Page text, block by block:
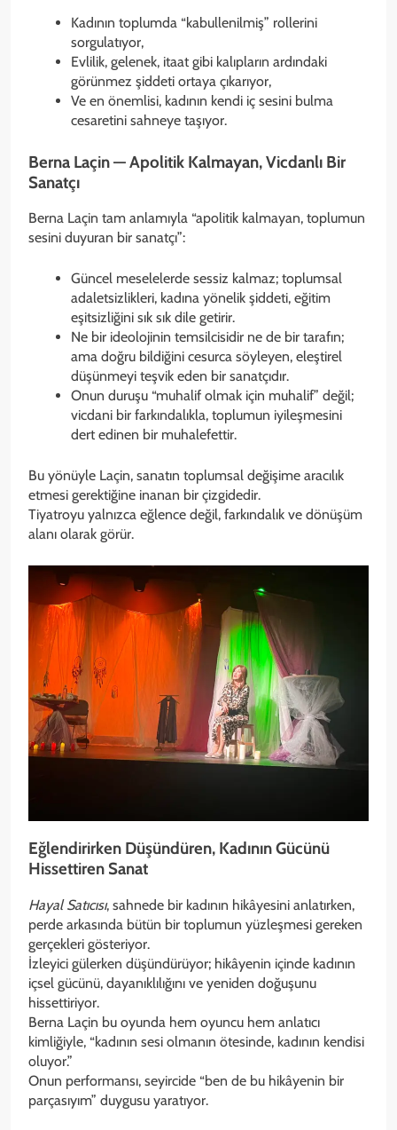
Kadının toplumda “kabullenilmiş” rollerini
sorgulatıyor,
Evlilik, gelenek, itaat gibi kalıpların ardındaki
görünmez şiddeti ortaya çıkarıyor,
Ve en önemlisi, kadının kendi iç sesini bulma
cesaretini sahneye taşıyor.
Berna Laçin — Apolitik Kalmayan, Vicdanlı Bir
Sanatçı
Berna Laçin tam anlamıyla “apolitik kalmayan, toplumun
sesini duyuran bir sanatçı”:
Güncel meselelerde sessiz kalmaz; toplumsal
adaletsizlikleri, kadına yönelik şiddeti, eğitim
eşitsizliğini sık sık dile getirir.
Ne bir ideolojinin temsilcisidir ne de bir tarafın;
ama doğru bildiğini cesurca söyleyen, eleştirel
düşünmeyi teşvik eden bir sanatçıdır.
Onun duruşu “muhalif olmak için muhalif” değil;
vicdani bir farkındalıkla, toplumun iyileşmesini
dert edinen bir muhalefettir.
Bu yönüyle Laçin, sanatın toplumsal değişime aracılık
etmesi gerektiğine inanan bir çizgidedir.
Tiyatroyu yalnızca eğlence değil, farkındalık ve dönüşüm
alanı olarak görür.
Eğlendirirken Düşündüren, Kadının Gücünü
Hissettiren Sanat
Hayal Satıcısı, sahnede bir kadının hikâyesini anlatırken,
perde arkasında bütün bir toplumun yüzleşmesi gereken
gerçekleri gösteriyor.
İzleyici gülerken düşündürüyor; hikâyenin içinde kadının
içsel gücünü, dayanıklılığını ve yeniden doğuşunu
hissettiriyor.
Berna Laçin bu oyunda hem oyuncu hem anlatıcı
kimliğiyle, “kadının sesi olmanın ötesinde, kadının kendisi
oluyor.”
Onun performansı, seyircide “ben de bu hikâyenin bir
parçasıyım” duygusu yaratıyor.